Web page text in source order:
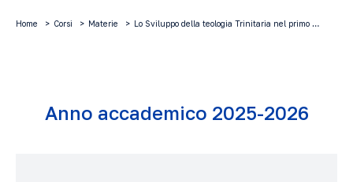
Home Corsi Materie Lo Sviluppo della teologia Trinitaria nel primo …
Anno accademico 2025-2026